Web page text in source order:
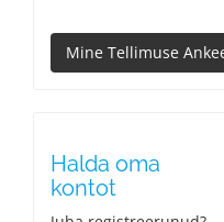
Halda oma
kontot